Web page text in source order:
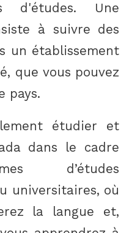
d'études. Une
à suivre des
un établissement
que vous pouvez
pays.
étudier et
dans le cadre
d’études
universitaires, où
la langue et,